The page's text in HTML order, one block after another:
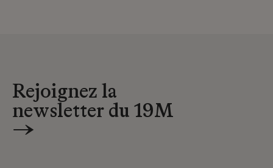
Rejoignez la
newsletter du 19M
→